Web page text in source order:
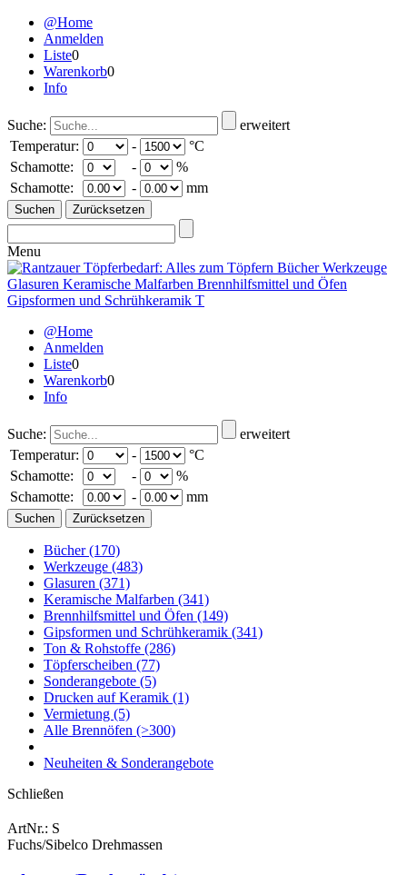
@Home
Anmelden
Liste0
Warenkorb0
Info
Suche:
erweitert
Temperatur:
-
°C
Schamotte:
-
%
Schamotte:
- mm
Menu
@Home
Anmelden
Liste0
Warenkorb0
Info
Suche:
erweitert
Temperatur:
-
°C
Schamotte:
-
%
Schamotte:
- mm
Bücher(170)
Werkzeuge (483)
Glasuren (371)
Keramische Malfarben (341)
Brennhilfsmittel und Öfen (149)
Gipsformen und Schrühkeramik (341)
Ton & Rohstoffe (286)
Töpferscheiben (77)
Sonderangebote (5)
Drucken auf Keramik (1)
Vermietung (5)
Alle Brennöfen (>300)
Neuheiten & Sonderangebote
Schließen
ArtNr.: S
Fuchs/Sibelco Drehmassen